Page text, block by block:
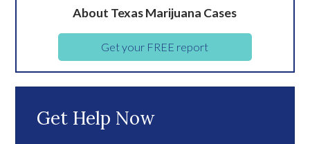
About Texas Marijuana Cases
Get your FREE report
Get Help Now